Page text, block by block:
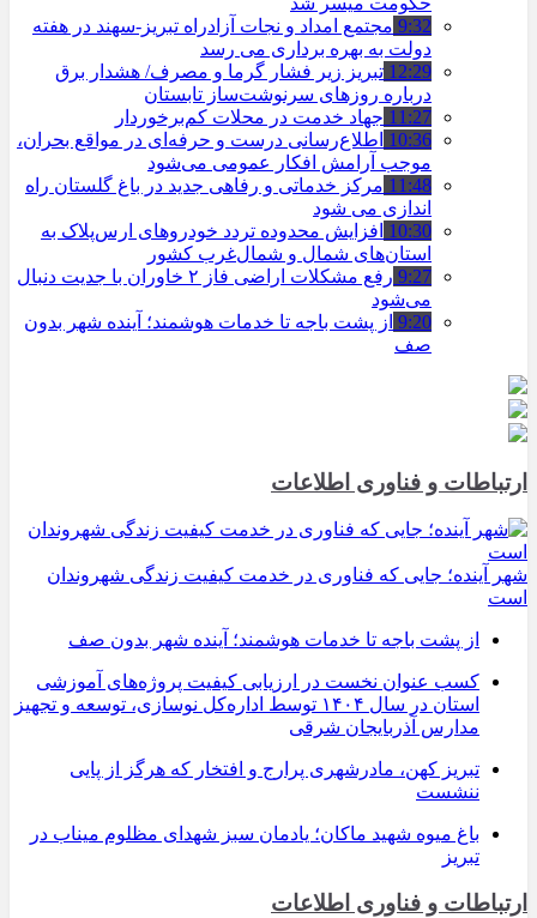
9:32 مجتمع امداد و نجات آزادراه تبریز-سهند در هفته
دولت به بهره ‌برداری می‌ رسد
12:29 تبریز زیر فشار گرما و مصرف/ هشدار برق
درباره روزهای سرنوشت‌ساز تابستان
11:27 جهاد خدمت در محلات کم‌برخوردار
10:36 اطلاع‌رسانی درست و حرفه‌ای در مواقع بحران،
موجب آرامش افکار عمومی می‌شود
11:48 مرکز خدماتی و رفاهی جدید در باغ گلستان راه
اندازی می شود
10:30 افزایش محدوده تردد خودروهای ارس‌پلاک به
استان‌های شمال و شمال‌غرب کشور
9:27
رفع مشکلات اراضی فاز ۲ خاوران با جدیت دنبال
می‌شود
9:20 از پشت باجه تا خدمات هوشمند؛ آینده شهر بدون
صف
ارتباطات و فناوری اطلاعات
شهر آینده؛ جایی که فناوری در خدمت کیفیت زندگی شهروندان
است
از پشت باجه تا خدمات هوشمند؛ آینده شهر بدون صف
کسب عنوان نخست در ارزیابی کیفیت پروژه‌های آموزشی
استان در سال ۱۴۰۴ توسط اداره‌کل نوسازی، توسعه و تجهیز
مدارس آذربایجان شرقی
تبریز کهن، مادرشهری پرارج و افتخار که هرگز از پایی
ننشست
باغ میوه شهید ماکان؛ یادمان سبز شهدای مظلوم میناب در
تبریز
ارتباطات و فناوری اطلاعات